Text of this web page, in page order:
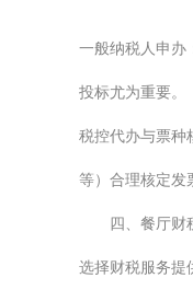
一般纳税人申办
投标尤为重要。
税控代办与票种
等）合理核定发
四、餐厅财
选择财税服务提